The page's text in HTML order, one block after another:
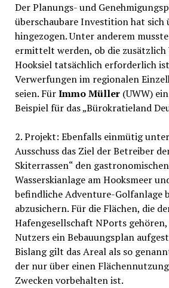
Der Planungs- und
überschaubare Investition hat sich
hingezogen. Unter anderem
ermittelt werden, ob die zusätzlich
Hooksiel tatsächlich erforderlich
Verwerfungen im regionalen
seien. FürImmo Müller(UWW)
Beispiel für das „Bürokratieland
2. Projekt: Ebenfalls einmütig
Ausschuss das Ziel der Betreiber
Skiterrassen“ den
Wasserskianlage am Hooksmeer
befindliche Adventure-Golfanlage
abzusichern. Für die Flächen, die
Hafengesellschaft NPorts
Nutzers ein Bebauungsplan
Bislang gilt das Areal als so
der nur über einen
Zwecken vorbehalten ist.